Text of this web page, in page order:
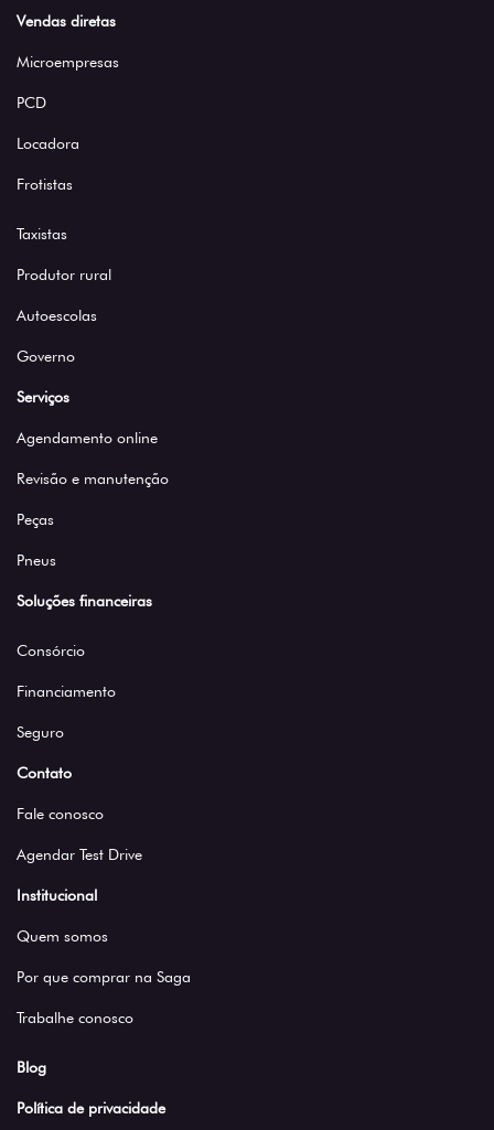
Vendas diretas
Microempresas
PCD
Locadora
Frotistas
Taxistas
Produtor rural
Autoescolas
Governo
Serviços
Agendamento online
Revisão e manutenção
Peças
Pneus
Soluções financeiras
Consórcio
Financiamento
Seguro
Contato
Fale conosco
Agendar Test Drive
Institucional
Quem somos
Por que comprar na Saga
Trabalhe conosco
Blog
Política de privacidade